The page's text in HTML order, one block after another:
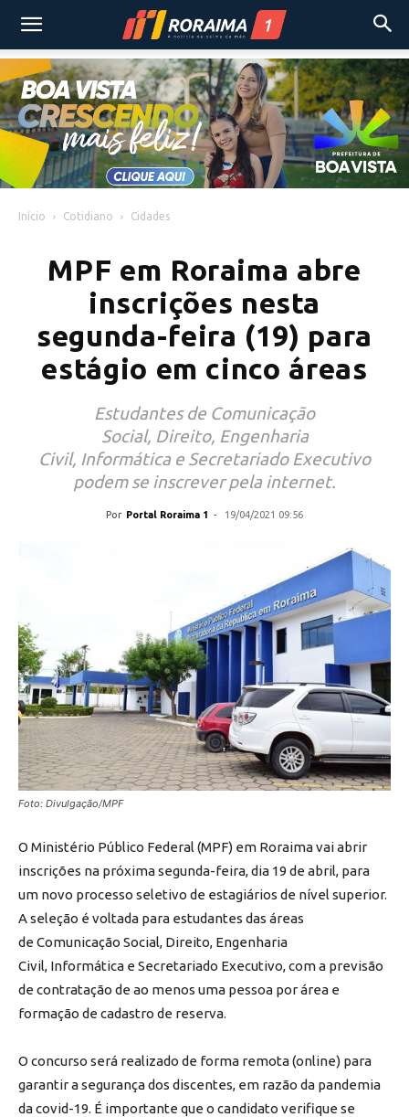
Início Cotidiano Cidades
MPF em Roraima abre
inscrições nesta
segunda-feira (19) para
estágio em cinco áreas
Estudantes de Comunicação
Social, Direito, Engenharia
Civil, Informática e Secretariado Executivo
podem se inscrever pela internet.
Por Portal Roraima 1 - 19/04/2021 09:56
Foto: Divulgação/MPF
O Ministério Público Federal (MPF) em Roraima vai abrir
inscrições na próxima segunda-feira, dia 19 de abril, para
um novo processo seletivo de estagiários de nível superior.
A seleção é voltada para estudantes das áreas
de Comunicação Social, Direito, Engenharia
Civil, Informática e Secretariado Executivo, com a previsão
de contratação de ao menos uma pessoa por área e
formação de cadastro de reserva.
O concurso será realizado de forma remota (online) para
garantir a segurança dos discentes, em razão da pandemia
da covid-19. É importante que o candidato verifique se